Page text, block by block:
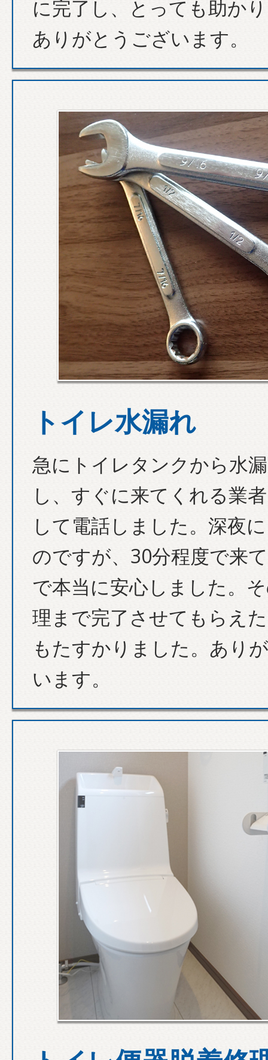
に完了し、とっても助か
ありがとうございます。
トイレ水漏れ
急にトイレタンクから水
し、すぐに来てくれる業
して電話しました。深夜
のですが、30分程度で来
で本当に安心しました。
理まで完了させてもらえ
もたすかりました。あり
います。